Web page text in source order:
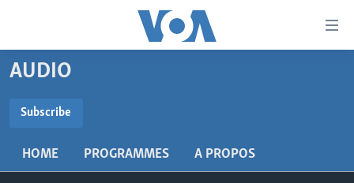
Menu
principal
navigation
principale
MALI KURA
RADIO
AUDIO
Subscribe
HOME PROGRAMMES A PROPOS